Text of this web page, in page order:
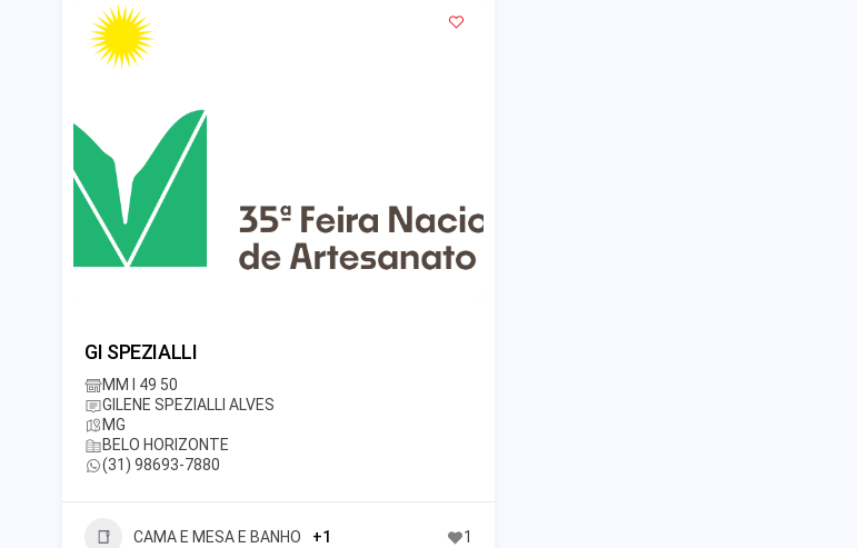
GI SPEZIALLI
MM I 49 50
GILENE SPEZIALLI ALVES
MG
BELO HORIZONTE
(31) 98693-7880
CAMA E MESA E BANHO +1 1